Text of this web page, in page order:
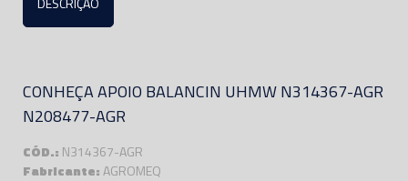
CONHEÇA APOIO BALANCIN UHMW N314367-AGR
N208477-AGR
CÓD.: N314367-AGR
Fabricante:AGROMEQ